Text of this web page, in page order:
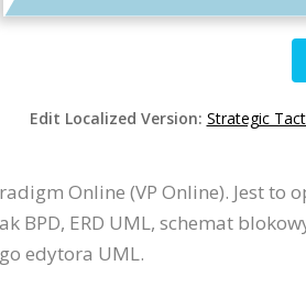
Edit Localized Version: Strategic
Online (VP Online). Jest to
BPD, ERD UML, schemat
edytora UML.